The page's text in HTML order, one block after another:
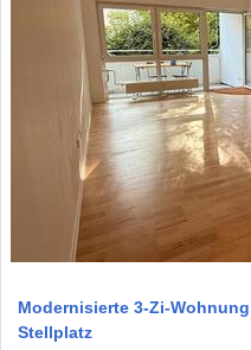
Modernisierte 3-Zi-
Stellplatz